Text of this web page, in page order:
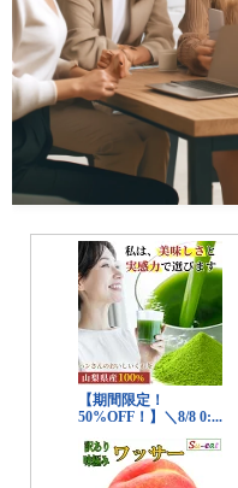
クリニック
コスメ・メイク
スキンケア
ダイエット
ヘアケア
ボディケア
美容機器
美容食品
暮らし
インテリア